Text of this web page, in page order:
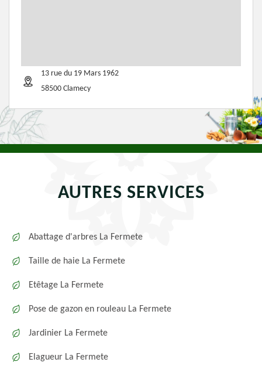
13 rue du 19 Mars 1962
58500 Clamecy
AUTRES SERVICES
Abattage d'arbres La Fermete
Taille de haie La Fermete
Etêtage La Fermete
Pose de gazon en rouleau La Fermete
Jardinier La Fermete
Elagueur La Fermete